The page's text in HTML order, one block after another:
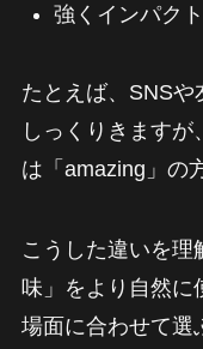
強くインパク
たとえば、SNS
しっくりきます
は「amazing」の
こうした違いを理
味」をより自然に
場面に合わせて選